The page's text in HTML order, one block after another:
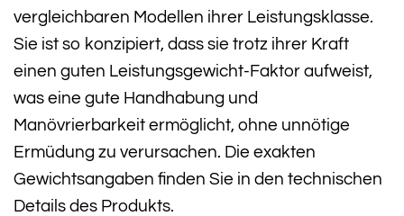
vergleichbaren Modellen ihrer Leistungsklasse.
Sie ist so konzipiert, dass sie trotz ihrer Kraft
einen guten Leistungsgewicht-Faktor aufweist,
was eine gute Handhabung und
Manövrierbarkeit ermöglicht, ohne unnötige
Ermüdung zu verursachen. Die exakten
Gewichtsangaben finden Sie in den technischen
Details des Produkts.